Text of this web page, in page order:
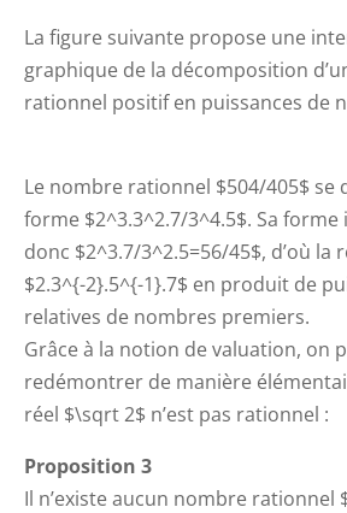
La figure suivante propose une
graphique de la décomposition
rationnel positif en puissances de
Le nombre rationnel $504/405$ se
forme $2^3.3^2.7/3^4.5$. Sa
donc $2^3.7/3^2.5=56/45$, d’où la
$2.3^{-2}.5^{-1}.7$ en produit de
relatives de nombres premiers.
Grâce à la notion de valuation, on
redémontrer de manière
réel $\sqrt 2$ n’est pas rationnel :
Proposition 3
Il n’existe aucun nombre rationnel